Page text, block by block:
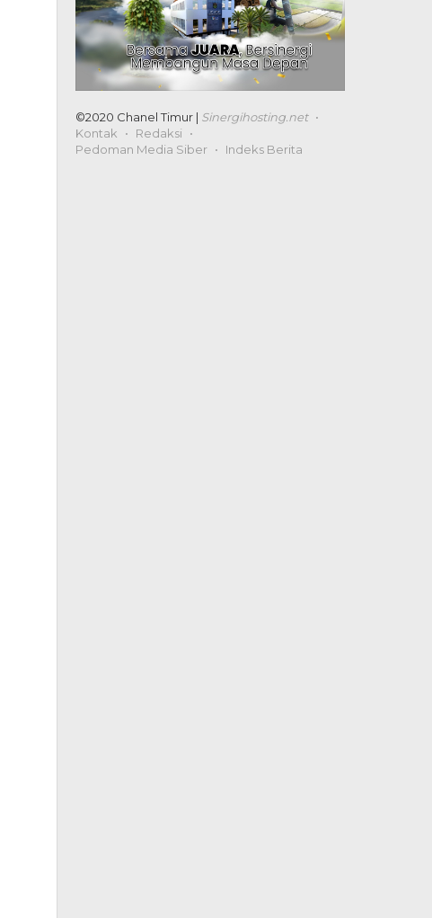
©2020 Chanel Timur | Sinergihosting.net
Kontak
Redaksi
Pedoman Media Siber
Indeks Berita